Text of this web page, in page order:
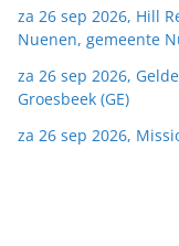
za 26 sep 2026, Hill
Nuenen, gemeente
za 26 sep 2026,
Groesbeek (GE)
za 26 sep 2026,